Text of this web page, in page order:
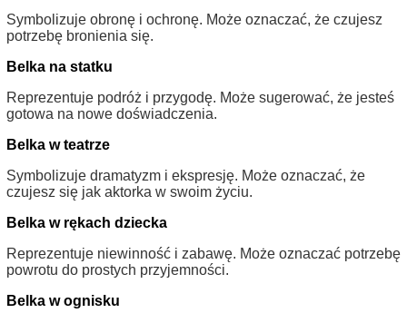
Symbolizuje obronę i ochronę. Może oznaczać, że czujesz
potrzebę bronienia się.
Belka na statku
Reprezentuje podróż i przygodę. Może sugerować, że jesteś
gotowa na nowe doświadczenia.
Belka w teatrze
Symbolizuje dramatyzm i ekspresję. Może oznaczać, że
czujesz się jak aktorka w swoim życiu.
Belka w rękach dziecka
Reprezentuje niewinność i zabawę. Może oznaczać potrzebę
powrotu do prostych przyjemności.
Belka w ognisku